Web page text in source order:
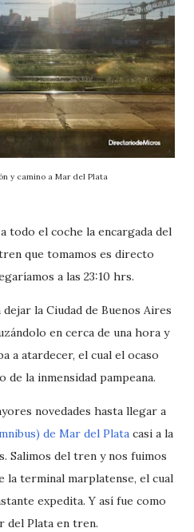
y camino a Mar del Plata
todo el coche la encargada del
que tomamos es directo
a las 23:10 hrs.
la Ciudad de Buenos Aires
en cerca de una hora y
a atardecer, el cual el ocaso
la inmensidad pampeana.
novedades hasta llegar a
de Mar del Plata casi a la
Salimos del tren y nos fuimos
la terminal marplatense, el cual
expedita. Y así fue como
del Plata en tren.